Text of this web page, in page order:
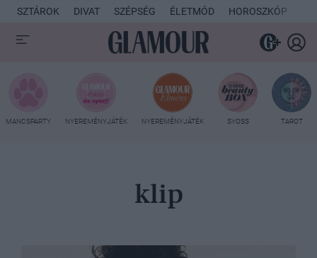
SZTÁROK DIVAT SZÉPSÉG ÉLETMÓD HOROSZKÓP
MANCSPARTY NYEREMÉNYJÁTÉK NYEREMÉNYJÁTÉK SYOSS TAROT
klip